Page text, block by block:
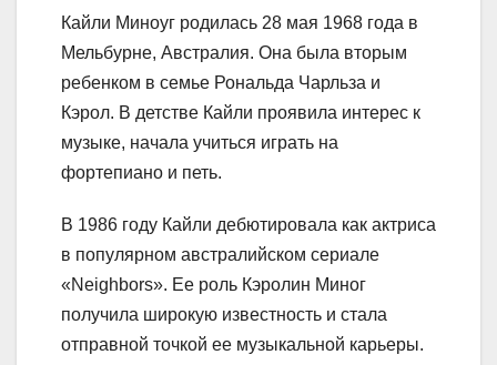
Кайли Миноуг родилась 28 мая 1968 года в
Мельбурне, Австралия. Она была вторым
ребенком в семье Рональда Чарльза и
Кэрол. В детстве Кайли проявила интерес к
музыке, начала учиться играть на
фортепиано и петь.
В 1986 году Кайли дебютировала как актриса
в популярном австралийском сериале
«Neighbors». Ее роль Кэролин Миног
получила широкую известность и стала
отправной точкой ее музыкальной карьеры.